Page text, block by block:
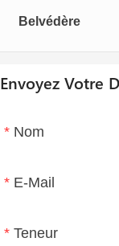
Chaises oeufs
Chaise longue
Belvédère
Envoyez Votre
Nom
E-Mail
Teneur